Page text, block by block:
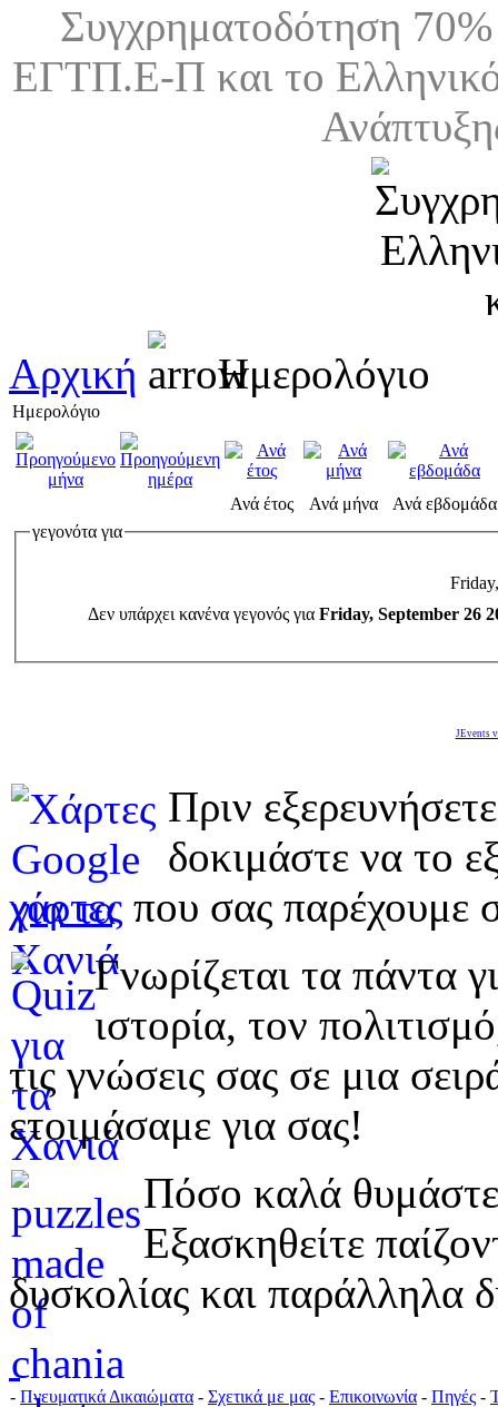
Συγχρηματοδότηση
ΕΓΤΠ.Ε-Π και το
Αρχική Ημερολόγιο
Ημερολόγιο
Ανά έτος Ανά μήνα
Ανά εβδομάδα
γεγονότα για
Δεν υπάρχει κανένα γεγονός για Friday, September 26
JEvents
Πριν
δοκιμάστε να το
χάρτες που σας παρέχουμε
Γνωρίζεται τα πάντα
ιστορία, τον
τις γνώσεις σας σε μια
ετοιμάσαμε για σας!
Πόσο καλά
Εξασκηθείτε
δυσκολίας και παράλληλα
- Πνευματικά Δικαιώματα - Σχετικά με μας - Επικοινωνία - Πηγές -